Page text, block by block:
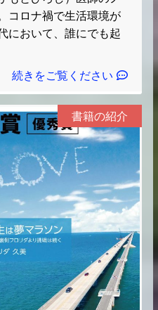
コロナ禍で生活環境が
において、誰にでも起
続きをご覧ください
書籍の紹介